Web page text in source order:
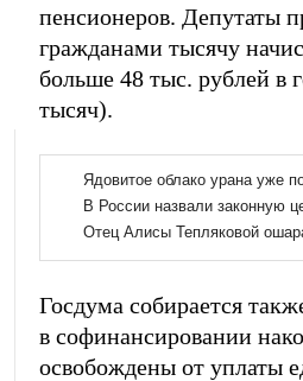
пенсионеров. Депутаты
гражданами тысячу
больше 48 тыс. рублей в
тысяч).
Госдума собирается
в софинансировании
освобождены от уплаты